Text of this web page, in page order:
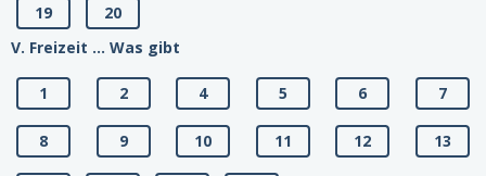
19
20
V. Freizeit ... Was gibt
1 2 4 5 6 7
8 9 10 11 12 13